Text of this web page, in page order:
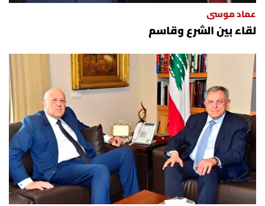
عماد موسى
لقاء بين الشرع وقاسم